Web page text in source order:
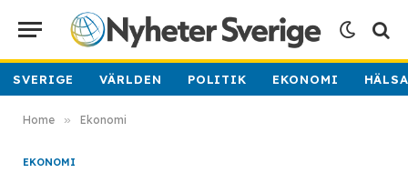
SVERIGE VÄRLDEN POLITIK EKONOMI
Home » Ekonomi
EKONOMI